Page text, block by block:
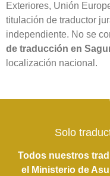
Exteriores, Unión
titulación de traductor
independiente. No se
de traducción en
localización nacional.
Solo
Todos nuestros
el Ministerio de